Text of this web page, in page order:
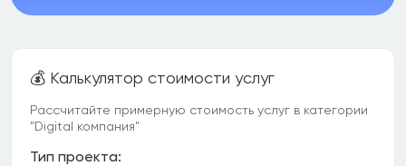
💰 Калькулятор стоимости услуг
Рассчитайте примерную стоимость услуг в категории
"Digital компания"
Тип проекта: